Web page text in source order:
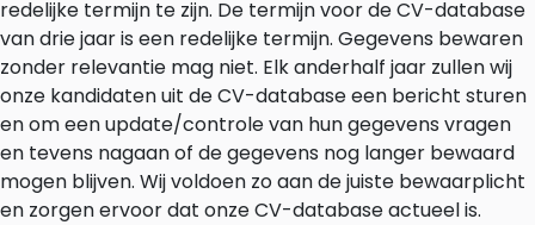
redelijke termijn te zijn. De termijn voor de CV-database
van drie jaar is een redelijke termijn. Gegevens bewaren
zonder relevantie mag niet. Elk anderhalf jaar zullen wij
onze kandidaten uit de CV-database een bericht sturen
en om een update/controle van hun gegevens vragen
en tevens nagaan of de gegevens nog langer bewaard
mogen blijven. Wij voldoen zo aan de juiste bewaarplicht
en zorgen ervoor dat onze CV-database actueel is.